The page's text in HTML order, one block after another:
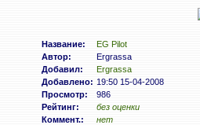
Название:
EG Pilot
Автор:
Ergrassa
Добавил:
Ergrassa
Добавлено: 19:50 15-04-2008
Просмотр:
986
Рейтинг:
без оценки
Коммент.:
нет